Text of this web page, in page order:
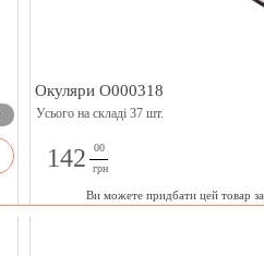
Окуляри O000318
Усього на складі 37 шт.
142
00
грн
Ви можете придбати цей товар за